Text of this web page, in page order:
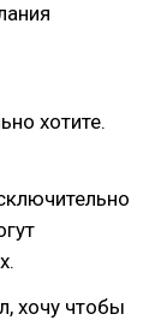
хотите.
хочу чтобы